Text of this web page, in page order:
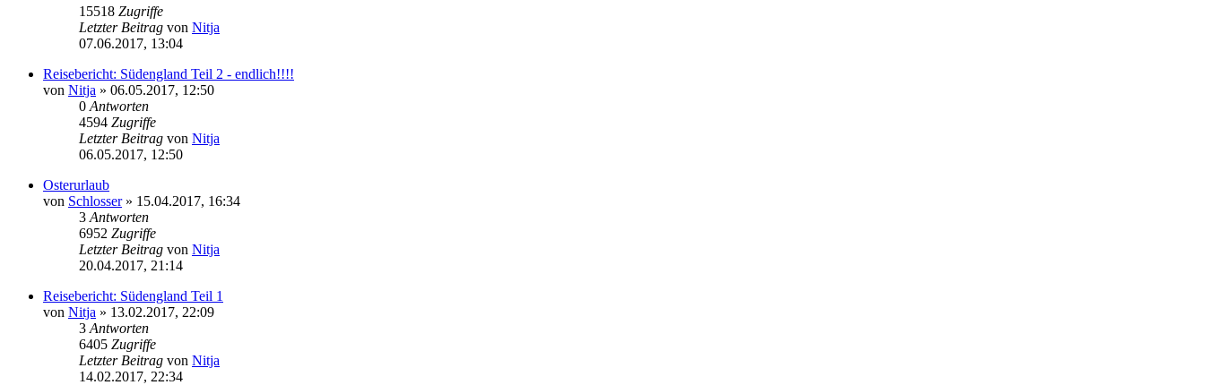
15518 Zugriffe
Letzter Beitrag von Nitja
07.06.2017, 13:04
Reisebericht: Südengland Teil 2 - endlich!!!!
von Nitja » 06.05.2017, 12:50
0 Antworten
4594 Zugriffe
Letzter Beitrag von Nitja
06.05.2017, 12:50
Osterurlaub
von Schlosser» 15.04.2017, 16:34
3 Antworten
6952 Zugriffe
Letzter Beitrag von Nitja
20.04.2017, 21:14
Reisebericht: Südengland Teil 1
von Nitja » 13.02.2017, 22:09
3 Antworten
6405 Zugriffe
Letzter Beitrag von Nitja
14.02.2017, 22:34